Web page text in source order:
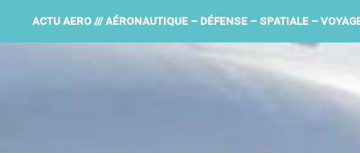
ACTU AERO /// AÉRONAUTIQUE – DÉFENSE – SPATIALE –